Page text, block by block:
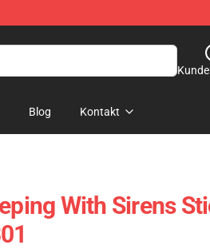
Blog Kontakt
With Sirens